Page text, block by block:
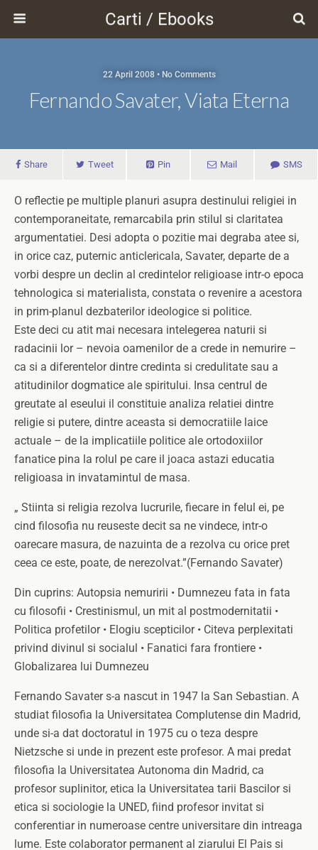
Carti / Ebooks
22 April 2008 • No Comments
Fernando Savater, Viata Eterna
Share Tweet Pin Mail SMS
O reflectie pe multiple planuri asupra destinului religiei in
contemporaneitate, remarcabila prin stilul si claritatea
argumentatiei. Desi adopta o pozitie mai degraba atee si,
in orice caz, puternic anticlericala, Savater, departe de a
vorbi despre un declin al credintelor religioase intr-o epoca
tehnologica si materialista, constata o revenire a acestora
in prim-planul dezbaterilor ideologice si politice.
Este deci cu atit mai necesara intelegerea naturii si
radacinii lor – nevoia oamenilor de a crede in nemurire –
ca si a diferentelor dintre credinta si credulitate sau a
atitudinilor dogmatice ale spiritului. Insa centrul de
greutate al eseului il constituie analiza relatiei dintre
religie si putere, dintre aceasta si democratiile laice
actuale – de la implicatiile politice ale ortodoxiilor
fanatice pina la rolul pe care il joaca astazi educatia
religioasa in invatamintul de masa.
„ Stiinta si religia rezolva lucrurile, fiecare in felul ei, pe
cind filosofia nu reuseste decit sa ne vindece, intr-o
oarecare masura, de nazuinta de a rezolva cu orice pret
ceea ce este, poate, de nerezolvat.”(Fernando Savater)
Din cuprins: Autopsia nemuririi • Dumnezeu fata in fata
cu filosofii • Crestinismul, un mit al postmodernitatii •
Politica profetilor • Elogiu scepticilor • Citeva perplexitati
privind divinul si socialul • Fanatici fara frontiere •
Globalizarea lui Dumnezeu
Fernando Savater s-a nascut in 1947 la San Sebastian. A
studiat filosofia la Universitatea Complutense din Madrid,
unde si-a dat doctoratul in 1975 cu o teza despre
Nietzsche si unde in prezent este profesor. A mai predat
filosofia la Universitatea Autonoma din Madrid, ca
profesor suplinitor, etica la Universitatea tarii Bascilor si
etica si sociologie la UNED, fiind profesor invitat si
conferentiar in numeroase centre universitare din intreaga
lume. Este colaborator permanent al ziarului El Pais si